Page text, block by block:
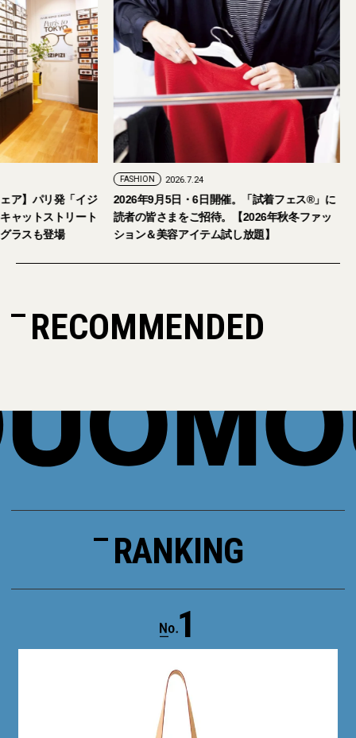
【おしゃれな大人のアイウェア】パリ発「イジ
ピジ」が国内初の旗艦店をキャットストリート
にオープン。日本限定サングラスも登場
2026年9月5日・6
読者の皆さまをご
ション＆美容アイ
RECOMMENDED
RANKING
1